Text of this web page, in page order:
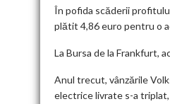
În pofida scăderii
plătit 4,86 euro pentru o
La Bursa de la Frankfurt,
Anul trecut, vânzările
electrice livrate s-a